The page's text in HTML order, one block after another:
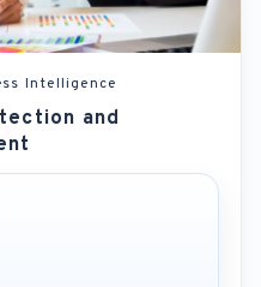
Intelligence
and